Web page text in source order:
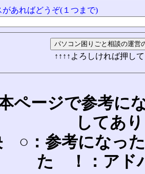
があればどうぞ(１つまで)
↑↑↑↑よろしければ押し
ページで参考に
してあ
○：参考になっ
た ！：アド